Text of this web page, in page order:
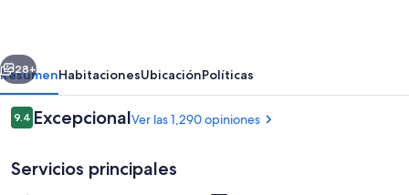
Siguiente
28+
ResumenHabitacionesUbicaciónPolíticas
Opiniones
9.49.4 de 10,
ExcepcionalVer las 1,290 opiniones
Servicios principales